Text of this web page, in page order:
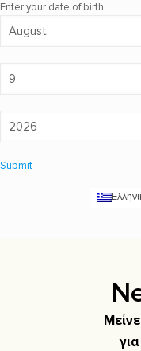
Enter your date of birth
Submit